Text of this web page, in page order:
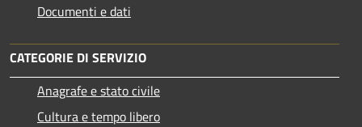
Documenti e dati
CATEGORIE DI SERVIZIO
Anagrafe e stato civile
Cultura e tempo libero